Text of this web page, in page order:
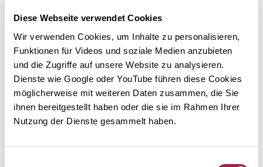
Diese Webseite verwendet Cookies
Wir verwenden Cookies, um Inhalte zu personalisieren,
Funktionen für Videos und soziale Medien anzubieten
und die Zugriffe auf unsere Website zu analysieren.
Dienste wie Google oder YouTube führen diese Cookies
möglicherweise mit weiteren Daten zusammen, die Sie
ihnen bereitgestellt haben oder die sie im Rahmen Ihrer
Nutzung der Dienste gesammelt haben.
Besuchen Sie uns auf Instagram